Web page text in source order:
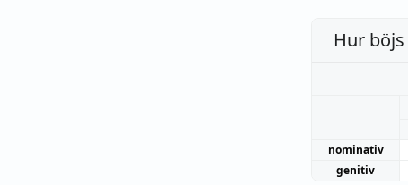
Hur böjs
nominativ
genitiv